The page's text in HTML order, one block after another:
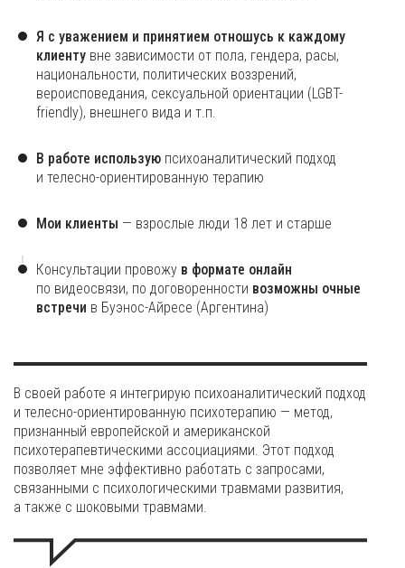
Я с уважением и принятием отношусь к каждому
клиенту вне зависимости от пола, гендера, расы,
национальности, политических воззрений,
вероисповедания, сексуальной ориентации (LGBT-
friendly), внешнего вида и т.п.
В работе использую психоаналитический подход
и телесно-ориентированную терапию
Мои клиенты — взрослые люди 18 лет и старше
Консультации провожу в формате онлайн
по видеосвязи, по договоренности возможны очные
встречи в Буэнос-Айресе (Аргентина)
В своей работе я интегрирую психоаналитический подход
и телесно-ориентированную психотерапию — метод,
признанный европейской и американской
психотерапевтическими ассоциациями. Этот подход
позволяет мне эффективно работать с запросами,
связанными с психологическими травмами развития,
а также с шоковыми травмами.